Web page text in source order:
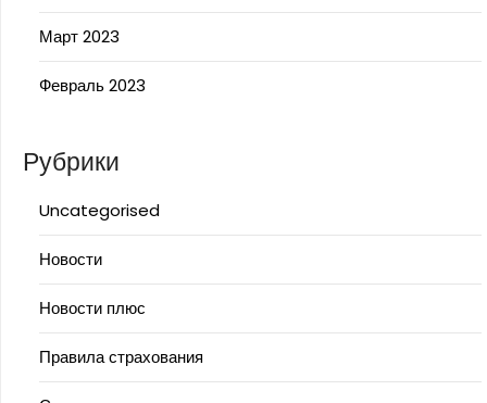
Март 2023
Февраль 2023
Рубрики
Uncategorised
Новости
Новости плюс
Правила страхования